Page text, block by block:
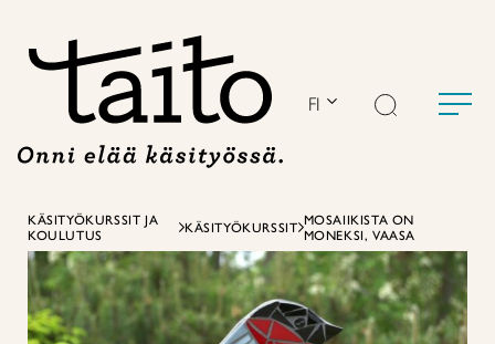
FI
KÄSITYÖKURSSIT JA
KOULUTUS
KÄSITYÖKURSSIT MOSAIIKISTA ON
MONEKSI, VAASA